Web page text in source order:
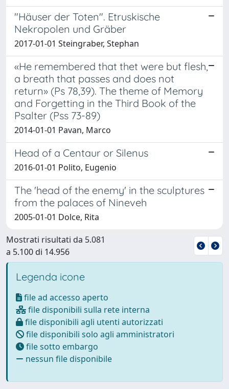
"Häuser der Toten". Etruskische
Nekropolen und Gräber
2017-01-01 Steingraber, Stephan
«He remembered that thet were but flesh,
a breath that passes and does not
return» (Ps 78,39). The theme of Memory
and Forgetting in the Third Book of the
Psalter (Pss 73-89)
2014-01-01 Pavan, Marco
Head of a Centaur or Silenus
2016-01-01 Polito, Eugenio
The 'head of the enemy' in the sculptures
from the palaces of Nineveh
2005-01-01 Dolce, Rita
Mostrati risultati da 5.081
a 5.100 di 14.956
Legenda icone
file ad accesso aperto
file disponibili sulla rete interna
file disponibili agli utenti autorizzati
file disponibili solo agli amministratori
file sotto embargo
nessun file disponibile